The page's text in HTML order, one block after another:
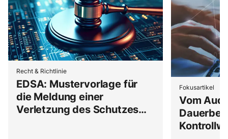
Recht & Richtlinie
EDSA: Mustervorlage für
die Meldung einer
Verletzung des Schutzes
Fokusartikel
Vom